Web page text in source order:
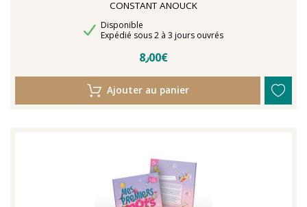
CONSTANT ANOUCK
Disponibilité
Disponible
Délais de livraison
Expédié sous 2 à 3 jours ouvrés
8٫00€
Ajouter au panier